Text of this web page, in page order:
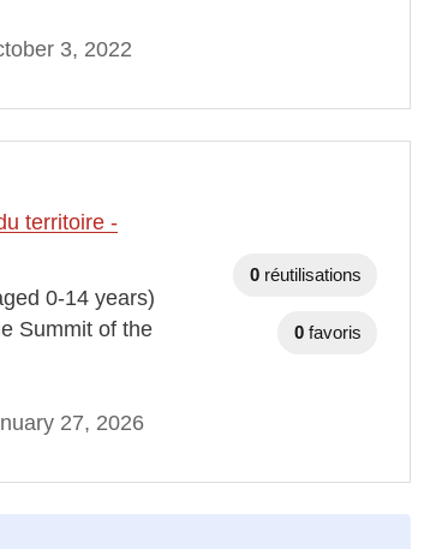
3, 2022
territoire -
0-14 years)
Summit of the
27, 2026
0 réutilisations
0 favoris